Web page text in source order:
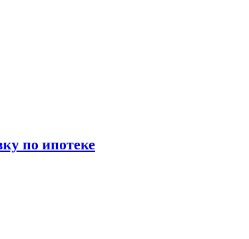
по ипотеке